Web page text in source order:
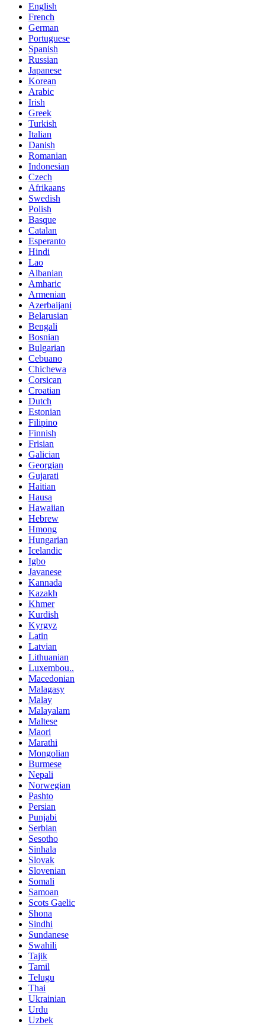
English
French
German
Portuguese
Spanish
Russian
Japanese
Korean
Arabic
Irish
Greek
Turkish
Italian
Danish
Romanian
Indonesian
Czech
Afrikaans
Swedish
Polish
Basque
Catalan
Esperanto
Hindi
Lao
Albanian
Amharic
Armenian
Azerbaijani
Belarusian
Bengali
Bosnian
Bulgarian
Cebuano
Chichewa
Corsican
Croatian
Dutch
Estonian
Filipino
Finnish
Frisian
Galician
Georgian
Gujarati
Haitian
Hausa
Hawaiian
Hebrew
Hmong
Hungarian
Icelandic
Igbo
Javanese
Kannada
Kazakh
Khmer
Kurdish
Kyrgyz
Latin
Latvian
Lithuanian
Luxembou..
Macedonian
Malagasy
Malay
Malayalam
Maltese
Maori
Marathi
Mongolian
Burmese
Nepali
Norwegian
Pashto
Persian
Punjabi
Serbian
Sesotho
Sinhala
Slovak
Slovenian
Somali
Samoan
Scots Gaelic
Shona
Sindhi
Sundanese
Swahili
Tajik
Tamil
Telugu
Thai
Ukrainian
Urdu
Uzbek